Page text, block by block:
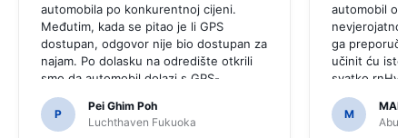
automobila po konkurentnoj cijeni.
Međutim, kada se pitao je li GPS
dostupan, odgovor nije bio dostupan za
najam. Po dolasku na odredište otkrili
smo da automobil dolazi s GPS-
om.rnrnBilo bi strašno da smo odlučili
kupiti GPS jer je bilo potrebno za
kretanje japanskim cestama.
P
Pei Ghim Poh
Luchthaven Fukuoka
automobil
ga
učinit ću isto
M
Abu